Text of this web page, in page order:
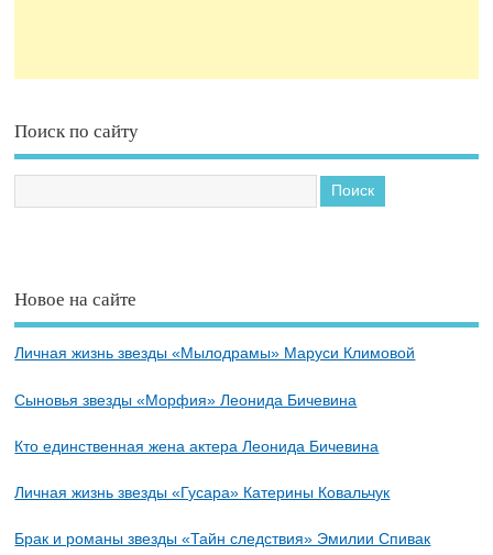
Поиск по сайту
Новое на сайте
Личная жизнь звезды «Мылодрамы» Маруси Климовой
Сыновья звезды «Морфия» Леонида Бичевина
Кто единственная жена актера Леонида Бичевина
Личная жизнь звезды «Гусара» Катерины Ковальчук
Брак и романы звезды «Тайн следствия» Эмилии Спивак